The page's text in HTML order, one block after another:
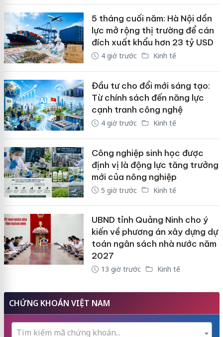
5 tháng cuối năm: Hà Nội dồn
lực mở rộng thị trường để cán
đích xuất khẩu hơn 23 tỷ USD
4 giờ trước Kinh tế
Đầu tư cho đổi mới sáng tạo:
Từ chính sách đến năng lực
cạnh tranh công nghệ
4 giờ trước Kinh tế
Công nghiệp sinh học được
định vị là động lực tăng trưởng
mới của nông nghiệp
5 giờ trước Kinh tế
UBND tỉnh Quảng Ninh cho ý
kiến về phương án xây dựng dự
toán ngân sách nhà nước năm
2027
13 giờ trước Kinh tế
CHỨNG KHOÁN VIỆT NAM
Tìm kiếm mã chứng khoán...